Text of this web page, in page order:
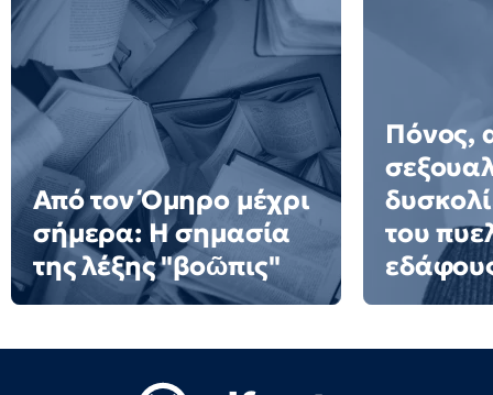
Από τον Όμηρο μέχρι
σήμερα: Η σημασία
της λέξης "βοῶπις"
Πόνος,
του